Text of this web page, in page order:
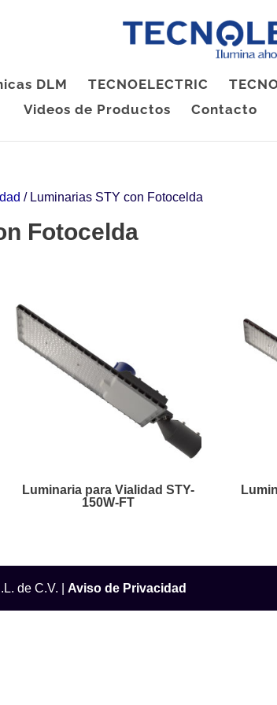
DLM TECNOELECTRIC
Videos de Productos
Contacto
/ Luminarias STY con Fotocelda
Fotocelda
Luminaria para Vialidad STY-
150W-FT
de C.V. |Aviso de Privacidad